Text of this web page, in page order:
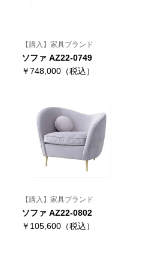
【購入】家具ブランド
ソファ AZ22-0749
￥748,000（税込）
【購入】家具ブランド
ソファ AZ22-0802
￥105,600（税込）